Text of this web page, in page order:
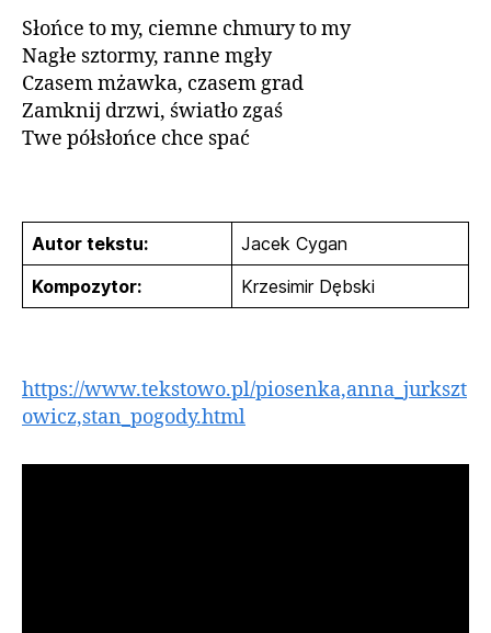
Słońce to my, ciemne chmury to my
Nagłe sztormy, ranne mgły
Czasem mżawka, czasem grad
Zamknij drzwi, światło zgaś
Twe półsłońce chce spać
Autor tekstu:
Jacek Cygan
Kompozytor:
Krzesimir Dębski
https://www.tekstowo.pl/piosenka,anna_jurkszt
owicz,stan_pogody.html